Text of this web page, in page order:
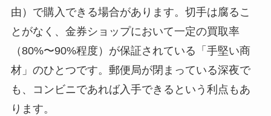
由）で購入できる場合があります。切手は腐るこ
とがなく、金券ショップにおいて一定の買取率
（80%〜90%程度）が保証されている「手堅い商
材」のひとつです。郵便局が閉まっている深夜で
も、コンビニであれば入手できるという利点もあ
ります。